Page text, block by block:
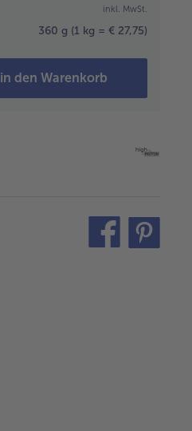
inkl. MwSt.
360 g (1 kg = € 27,75)
in den Warenkorb
teilen